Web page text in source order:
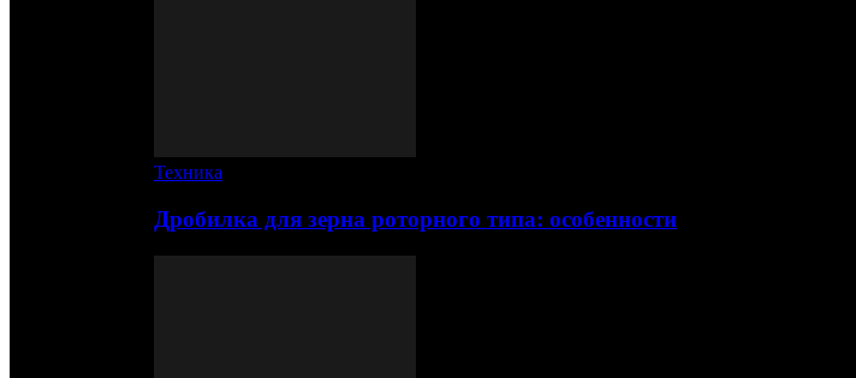
Техника
Дробилка для зерна роторного типа: особенности